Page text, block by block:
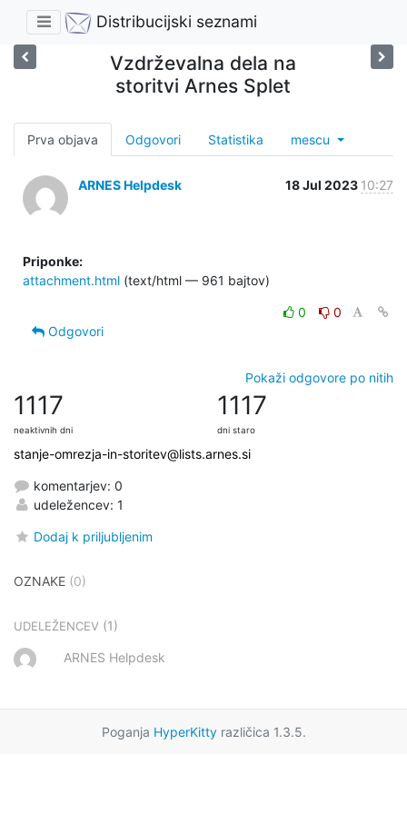
Distribucijski seznami
Vzdrževalna dela na
storitvi Arnes Splet
Prva objava Odgovori Statistika mescu
ARNES Helpdesk 18 Jul 2023 10:27
Priponke:
attachment.html (text/html — 961 bajtov)
0
0
Odgovori
Pokaži odgovore po nitih
1117
neaktivnih dni
1117
dni staro
stanje-omrezja-in-storitev@lists.arnes.si
komentarjev: 0
udeležencev: 1
Dodaj k priljubljenim
OZNAKE (0)
UDELEŽENCEV (1)
ARNES Helpdesk
Poganja HyperKittyrazličica 1.3.5.